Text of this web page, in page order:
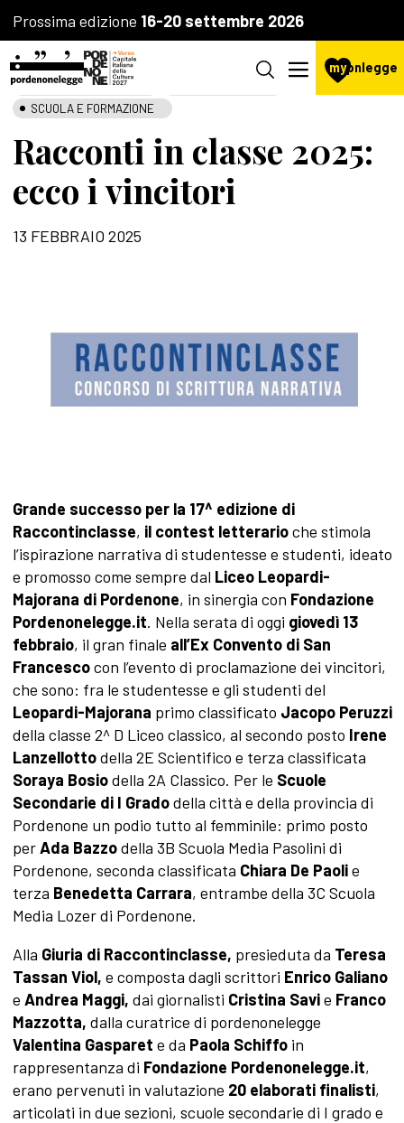
Prossima edizione 16-20 settembre 2026
mypnlegge
AGENZIA CULTURALE
SCUOLA E FORMAZIONE
Racconti in classe 2025:
ecco i vincitori
13 FEBBRAIO 2025
Grande successo per la 17^ edizione di
Raccontinclasse, il contest letterarioche stimola
l’ispirazione narrativa di studentesse e studenti, ideato
e promosso come sempre dal Liceo Leopardi-
Majorana di Pordenone, in sinergia con Fondazione
Pordenonelegge.it. Nella serata di oggi giovedì 13
febbraio, il gran finale all’Ex Convento di San
Francescocon l’evento di proclamazione dei vincitori,
che sono: fra le studentesse e gli studenti del
Leopardi-Majorana primo classificato Jacopo Peruzzi
della classe 2^ D Liceo classico, al secondo posto Irene
Lanzellottodella 2E Scientifico e terza classificata
Soraya Bosiodella 2A Classico. Per le Scuole
Secondarie di I Gradodella città e della provincia di
Pordenone un podio tutto al femminile: primo posto
perAda Bazzodella 3B Scuola Media Pasolini di
Pordenone, seconda classificata Chiara De Paolie
terza Benedetta Carrara, entrambe della 3C Scuola
Media Lozer di Pordenone.
Alla Giuria di Raccontinclasse, presieduta da Teresa
Tassan Viol, e composta dagli scrittori Enrico Galiano
e Andrea Maggi, dai giornalisti Cristina Savie Franco
Mazzotta, dalla curatrice di pordenonelegge
Valentina Gasparet e da Paola Schiffoin
rappresentanza di Fondazione Pordenonelegge.it,
erano pervenuti in valutazione 20 elaborati finalisti,
articolati in due sezioni, scuole secondarie di I grado e